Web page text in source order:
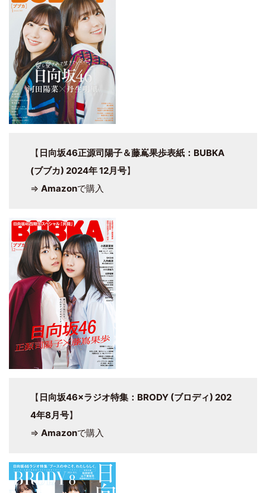
【 日向坂46正源司陽子＆藤嶌果歩表紙：BUBKA
(ブブカ) 2024年 12月号】
⇒ Amazonで購入
【 日向坂46×ラジオ特集：BRODY (ブロディ) 202
4年8月号】
⇒ Amazonで購入